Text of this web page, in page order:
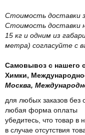
Стоимость доставки
Стоимость доставки
15 кг и одним из
метра) согласуйте с
Самовывоз с нашего
Химки,
Москва,
для любых заказов без
любая форма оплаты
убедитесь, что товар
в случае отсутствия